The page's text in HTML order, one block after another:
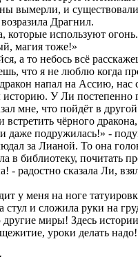
вымерли, и
Драгнил.
которые используют
магия тоже!»
а то небось всё
что я не люблю когда
напал на Ассию, нас
историю. У Ли постепенно
мне, что пойдёт в
встретить чёрного
даже подружилась!» -
за Лианой. То она
в библиотеку, почитать
- радостно сказала Ли,
у меня на ноге
стул и сложила руки на
миры! Здесь
уроки делать